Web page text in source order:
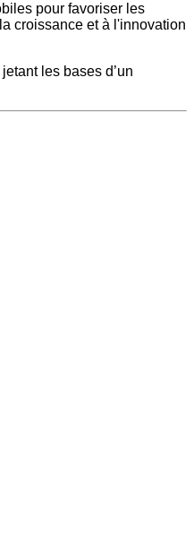
pour favoriser les
croissance et à l'innovation
les bases d’un